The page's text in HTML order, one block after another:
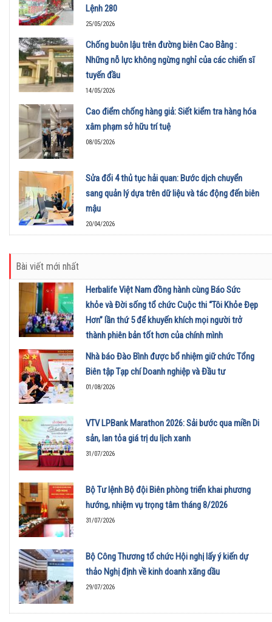
Lệnh 280
25/05/2026
Chống buôn lậu trên đường biên Cao Bằng :
Những nỗ lực không ngừng nghỉ của các chiến sĩ
tuyến đầu
14/05/2026
Cao điểm chống hàng giả: Siết kiểm tra hàng hóa
xâm phạm sở hữu trí tuệ
08/05/2026
Sửa đổi 4 thủ tục hải quan: Bước dịch chuyển
sang quản lý dựa trên dữ liệu và tác động đến biên
mậu
20/04/2026
Bài viết mới nhất
Herbalife Việt Nam đồng hành cùng Báo Sức
khỏe và Đời sống tổ chức Cuộc thi “Tôi Khỏe Đẹp
Hơn” lần thứ 5 để khuyến khích mọi người trở
thành phiên bản tốt hơn của chính mình
01/08/2026
Nhà báo Đào Bình được bổ nhiệm giữ chức Tổng
Biên tập Tạp chí Doanh nghiệp và Đầu tư
01/08/2026
VTV LPBank Marathon 2026: Sải bước qua miền Di
sản, lan tỏa giá trị du lịch xanh
31/07/2026
Bộ Tư lệnh Bộ đội Biên phòng triển khai phương
hướng, nhiệm vụ trọng tâm tháng 8/2026
31/07/2026
Bộ Công Thương tổ chức Hội nghị lấy ý kiến dự
thảo Nghị định về kinh doanh xăng dầu
29/07/2026